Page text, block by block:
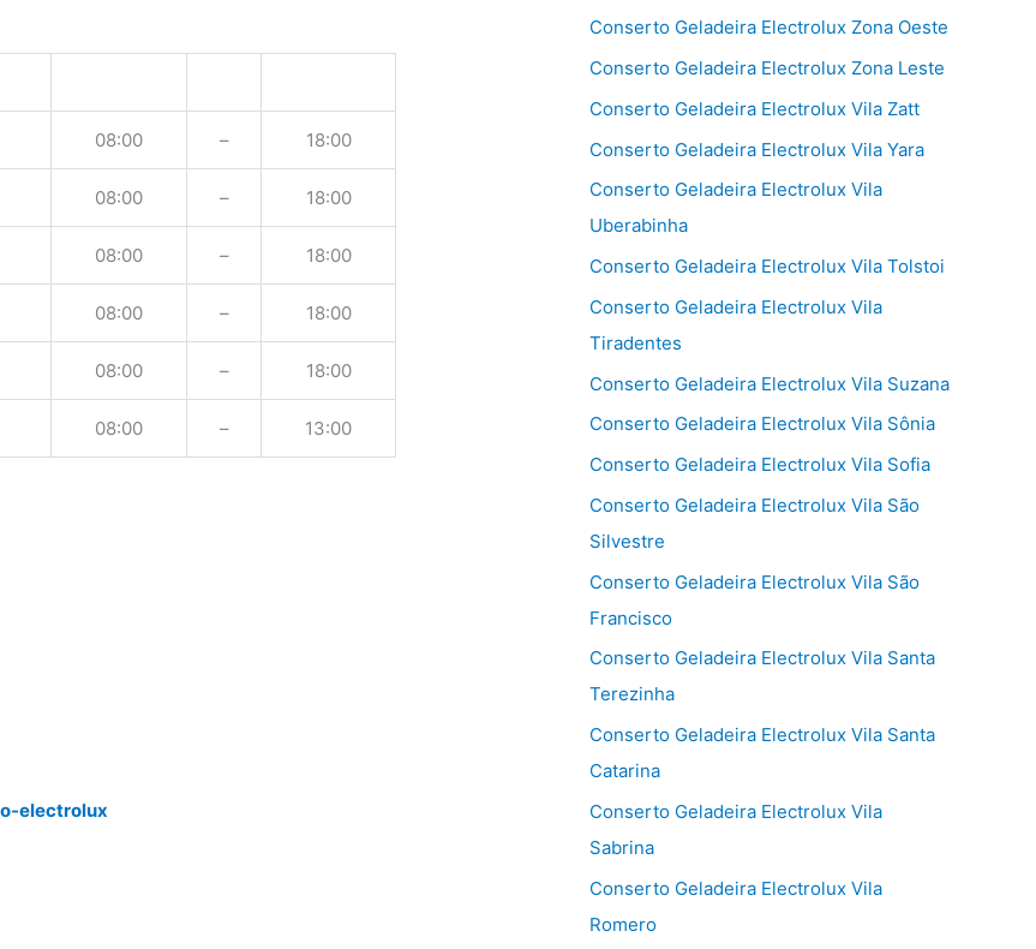
08:00 – 18:00
08:00 – 18:00
08:00 – 18:00
08:00 – 18:00
08:00 – 18:00
08:00 – 13:00
electrolux
Conserto Geladeira Electrolux Zona Oeste
Conserto Geladeira Electrolux Zona Leste
Conserto Geladeira Electrolux Vila Zatt
Conserto Geladeira Electrolux Vila Yara
Conserto Geladeira Electrolux Vila
Uberabinha
Conserto Geladeira Electrolux Vila Tolstoi
Conserto Geladeira Electrolux Vila
Tiradentes
Conserto Geladeira Electrolux Vila Suzana
Conserto Geladeira Electrolux Vila Sônia
Conserto Geladeira Electrolux Vila Sofia
Conserto Geladeira Electrolux Vila São
Silvestre
Conserto Geladeira Electrolux Vila São
Francisco
Conserto Geladeira Electrolux Vila Santa
Terezinha
Conserto Geladeira Electrolux Vila Santa
Catarina
Conserto Geladeira Electrolux Vila
Sabrina
Conserto Geladeira Electrolux Vila
Romero